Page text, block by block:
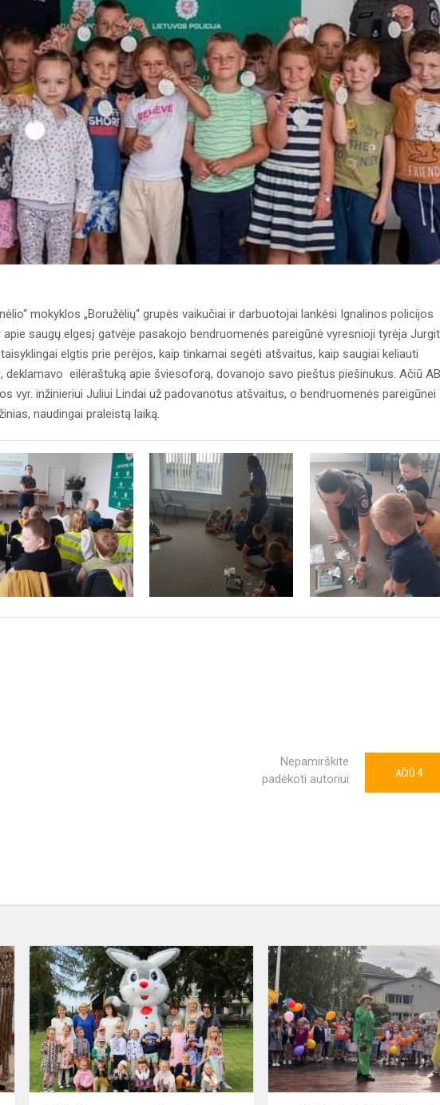
mokyklos „Boružėlių“ grupės vaikučiai ir darbuotojai lankėsi Ignalinos policijos
saugų elgesį gatvėje pasakojo bendruomenės pareigūnė vyresnioji tyrėja
elgtis prie perėjos, kaip tinkamai segėti atšvaitus, kaip saugiai keliauti
deklamavo eilėraštuką apie šviesoforą, dovanojo savo pieštus piešinukus. Ačiū AB
vyr. inžinieriui Juliui Lindai už padovanotus atšvaitus, o bendruomenės pareigūnei
naudingai praleistą laiką.
Nepamirškite
padėkoti autoriui
AČIŪ 4
Išvyka
į
krašto
muziejų
Mokslo
metų
pradžios
šventė
Vidiškėse